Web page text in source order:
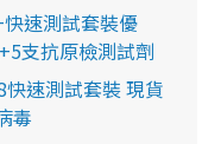
速測試套裝優
支抗原檢測試劑
速測試套裝 現貨
毒